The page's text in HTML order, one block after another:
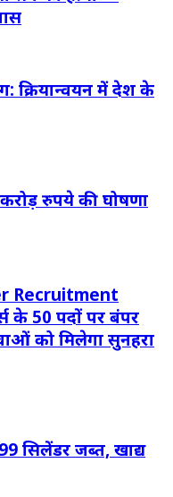
क्रियान्वयन में देश के
रुपये की घोषणा
Recruitment
के 50 पदों पर बंपर
को मिलेगा सुनहरा
सिलेंडर जब्त, खाद्य